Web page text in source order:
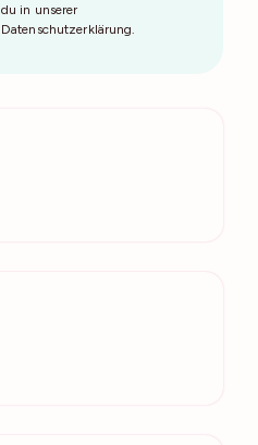
du in unserer
Datenschutzerklärung